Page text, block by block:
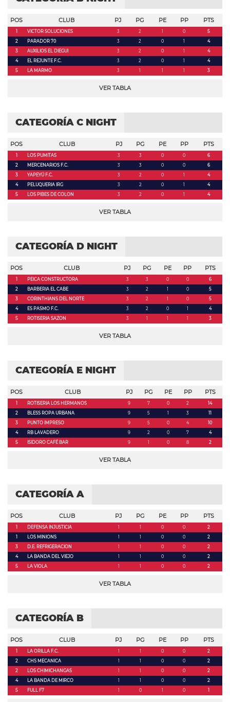
POS CLUB PJ PG PE PP PTS
1 VICTOR SOLUCIONES 3 2 1 0
5
2
PARADOR 70 3 2 0 1
4
3
AUXILIOS EL DIEGUI 3 2 0 1
4
4
EL REJUNTE F.C. 3 2 0 1
4
5
LA MARMO 3 1 1 1 3
VER TABLA
CATEGORÍA C NIGHT
POS CLUB PJ PG PE PP PTS
1 LOS PUMITAS 3 3 0 0
6
2
MERCENARIOS F.C. 3 3 0 0
6
3
YAPEYÚ F.C. 3 2 0 1
4
4
PELUQUERIA IRG 3 2 0 1
4
5
LOS PIBES DE COLON 3 2 0 1 4
VER TABLA
CATEGORÍA D NIGHT
POS CLUB PJ PG PE PP PTS
1 PEICA CONSTRUCTORA 3 3 0 0
6
2
BARBERIA EL CABE 3 2 1 0
5
3
CORINTHIANS DEL NORTE 3 2 1 0
5
4
ES PASMO F.C. 3 2 0 1
4
5
ROTISERIA SAZON 3 1 1 1 3
VER TABLA
CATEGORÍA E NIGHT
POS CLUB PJ PG PE PP PTS
1 ROTISERIA LOS HERMANOS 9 7 0 2
14
2
BLESS ROPA URBANA 9 5 1 3
11
3
PUNTO IMPRESO 9 5 0 4
10
4
RB LAVADERO 9 2 0 7
4
5
ISIDORO CAFÉ BAR 9 1 0 8 2
VER TABLA
CATEGORÍA A
POS CLUB PJ PG PE PP PTS
1 DEFENSA INJUSTICIA 1 1 0 0
2
1
LOS MINIONS 1 1 0 0
2
3
D.E. REFRIGERACION 1 1 0 0
2
4
LA BANDA DEL VIEJO 1 1 0 0
2
5
LA VIOLA 1 1 0 0 2
VER TABLA
CATEGORÍA B
POS CLUB PJ PG PE PP PTS
1 LA ORILLA F.C. 1 1 0 0
2
2
CHS MECANICA 1 1 0 0
2
2
LOS CHIMICHANGAS 1 1 0 0
2
4
LA BANDA DE MIRCO 1 1 0 0
2
5
FULL F7 1 0 1 0 1